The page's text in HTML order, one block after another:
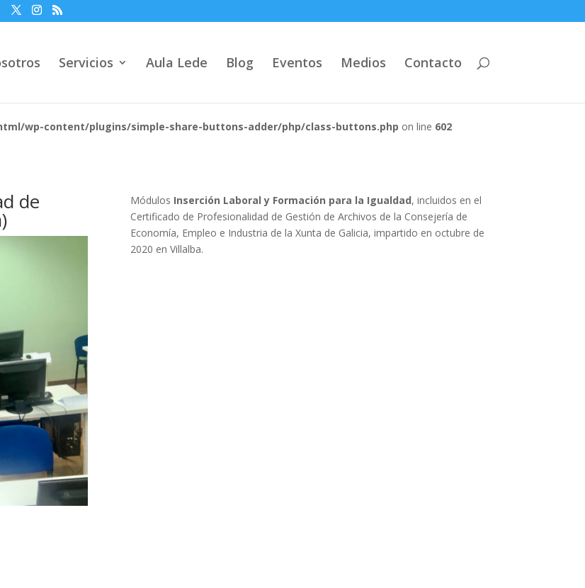
Servicios Aula Lede Blog Eventos Medios Contacto
wp-content/plugins/simple-share-buttons-adder/php/class-buttons.php on line 602
de Módulos Inserción Laboral y Formación para la Igualdad, incluidos en el
Certificado de Profesionalidad de Gestión de Archivos de la Consejería de
Economía, Empleo e Industria de la Xunta de Galicia, impartido en octubre de
2020 en Villalba.